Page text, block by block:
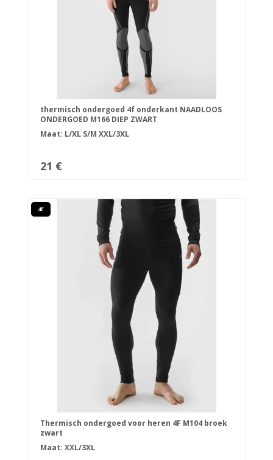
thermisch ondergoed 4f onderkant NAADLOOS
ONDERGOED M166 DIEP ZWART
Maat: L/XL S/M XXL/3XL
21 €
4F
Thermisch ondergoed voor heren 4F M104 broek
zwart
Maat: XXL/3XL